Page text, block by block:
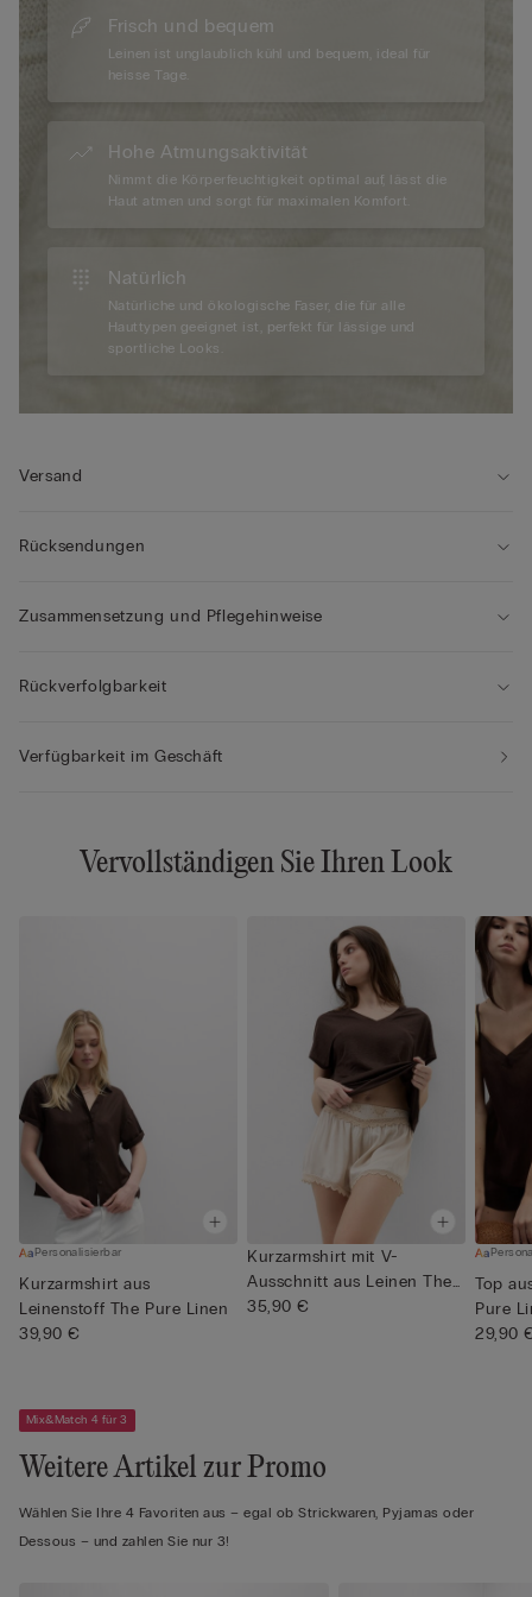
Frisch und bequem
Leinen ist unglaublich kühl und bequem, ideal für
heisse Tage.
Hohe Atmungsaktivität
Nimmt die Körperfeuchtigkeit optimal auf, lässt die
Haut atmen und sorgt für maximalen Komfort.
Natürlich
Natürliche und ökologische Faser, die für alle
Hauttypen geeignet ist, perfekt für lässige und
sportliche Looks.
Versand
Rücksendungen
Zusammensetzung und Pflegehinweise
Rückverfolgbarkeit
Verfügbarkeit im Geschäft
Vervollständigen Sie Ihren Look
Personalisierbar
Kurzarmshirt aus
Leinenstoff The Pure Linen
39,90 €
Kurzarmshirt mit V-
Ausschnitt aus Leinen The
Pure ...
35,90 €
Top
Pure
29,90
Mix&Match 4 für 3
Weitere Artikel zur Promo
Wählen Sie Ihre 4 Favoriten aus – egal ob Strickwaren, Pyjamas oder
Dessous – und zahlen Sie nur 3!